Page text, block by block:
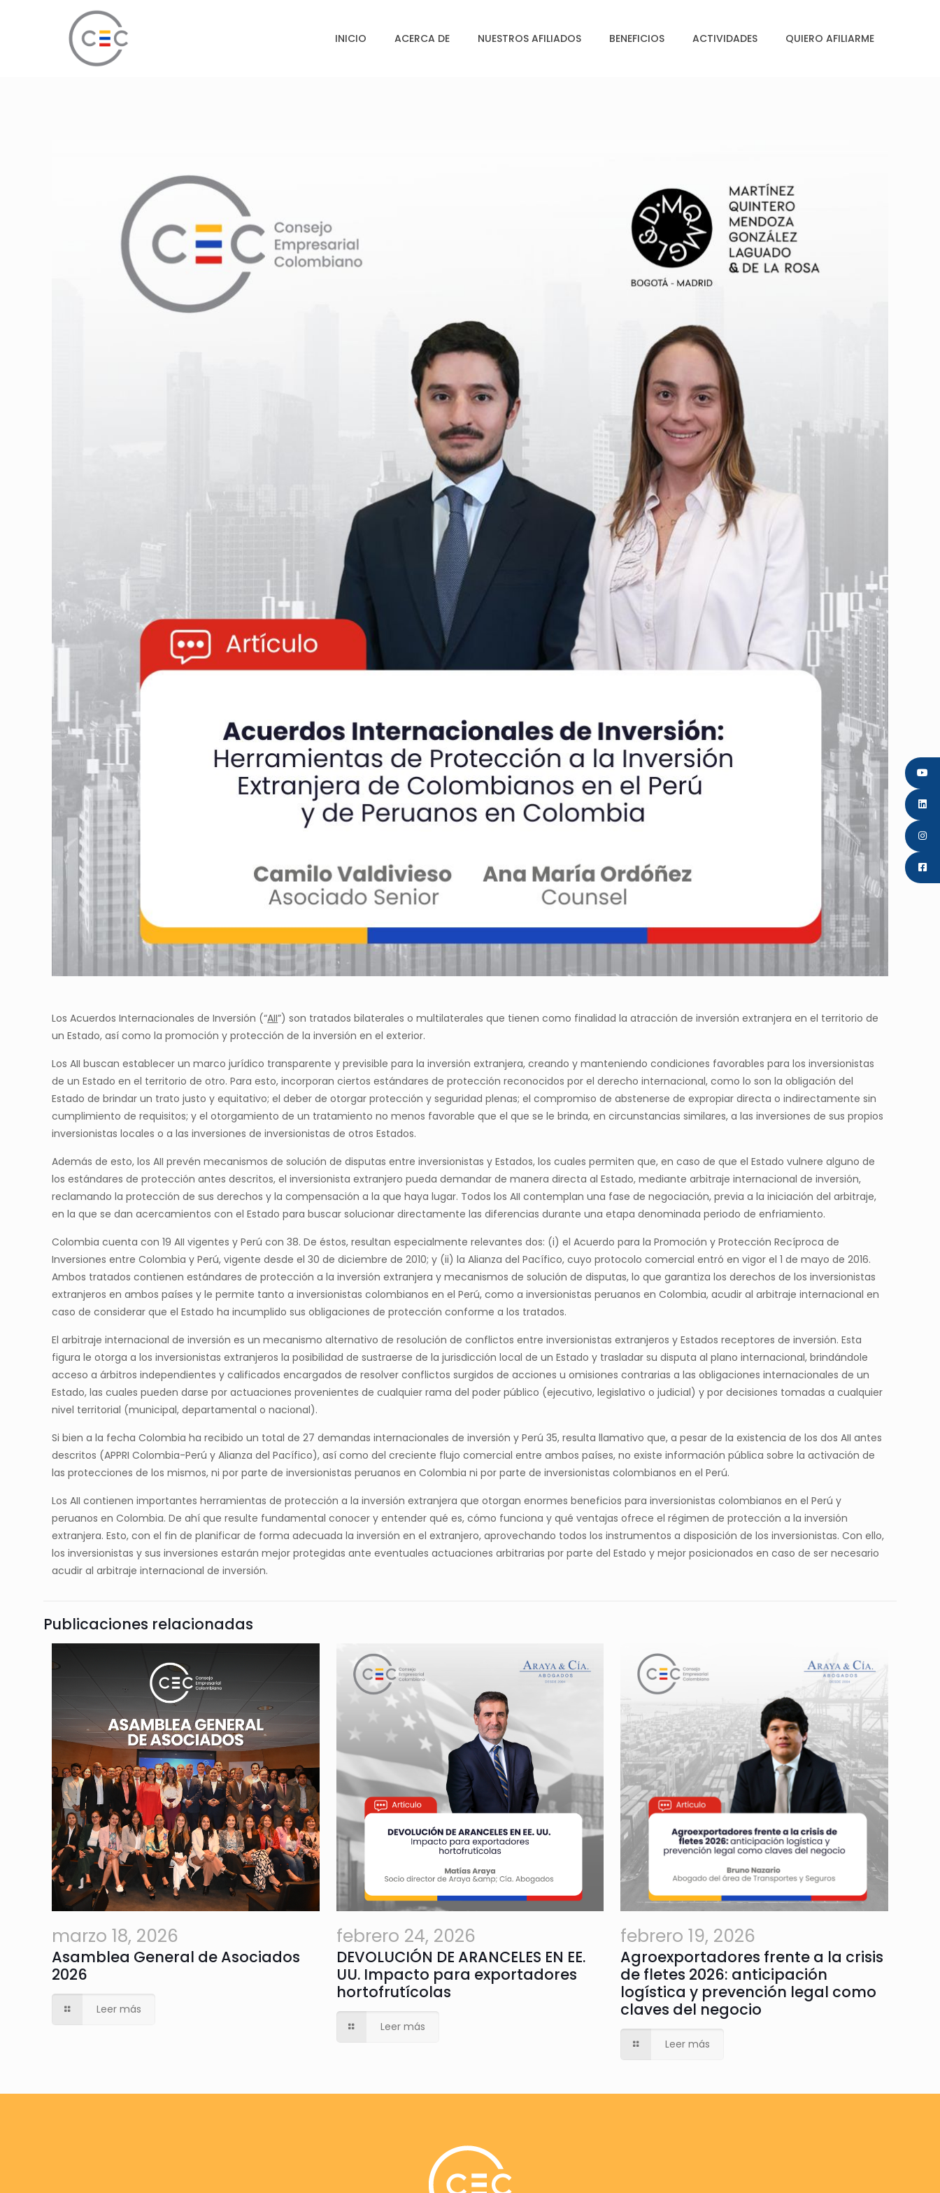
INICIO ACERCA DE NUESTROS AFILIADOS BENEFICIOS ACTIVIDADES QUIERO AFILIARME
Los Acuerdos Internacionales de Inversión (“AII”) son tratados bilaterales o multilaterales que tienen como finalidad la atracción de inversión extranjera en el territorio de
un Estado, así como la promoción y protección de la inversión en el exterior.
Los AII buscan establecer un marco jurídico transparente y previsible para la inversión extranjera, creando y manteniendo condiciones favorables para los inversionistas
de un Estado en el territorio de otro. Para esto, incorporan ciertos estándares de protección reconocidos por el derecho internacional, como lo son la obligación del
Estado de brindar un trato justo y equitativo; el deber de otorgar protección y seguridad plenas; el compromiso de abstenerse de expropiar directa o indirectamente sin
cumplimiento de requisitos; y el otorgamiento de un tratamiento no menos favorable que el que se le brinda, en circunstancias similares, a las inversiones de sus propios
inversionistas locales o a las inversiones de inversionistas de otros Estados.
Además de esto, los AII prevén mecanismos de solución de disputas entre inversionistas y Estados, los cuales permiten que, en caso de que el Estado vulnere alguno de
los estándares de protección antes descritos, el inversionista extranjero pueda demandar de manera directa al Estado, mediante arbitraje internacional de inversión,
reclamando la protección de sus derechos y la compensación a la que haya lugar. Todos los AII contemplan una fase de negociación, previa a la iniciación del arbitraje,
en la que se dan acercamientos con el Estado para buscar solucionar directamente las diferencias durante una etapa denominada periodo de enfriamiento.
Colombia cuenta con 19 AII vigentes y Perú con 38. De éstos, resultan especialmente relevantes dos: (i) el Acuerdo para la Promoción y Protección Recíproca de
Inversiones entre Colombia y Perú, vigente desde el 30 de diciembre de 2010; y (ii) la Alianza del Pacífico, cuyo protocolo comercial entró en vigor el 1 de mayo de 2016.
Ambos tratados contienen estándares de protección a la inversión extranjera y mecanismos de solución de disputas, lo que garantiza los derechos de los inversionistas
extranjeros en ambos países y le permite tanto a inversionistas colombianos en el Perú, como a inversionistas peruanos en Colombia, acudir al arbitraje internacional en
caso de considerar que el Estado ha incumplido sus obligaciones de protección conforme a los tratados.
El arbitraje internacional de inversión es un mecanismo alternativo de resolución de conflictos entre inversionistas extranjeros y Estados receptores de inversión. Esta
figura le otorga a los inversionistas extranjeros la posibilidad de sustraerse de la jurisdicción local de un Estado y trasladar su disputa al plano internacional, brindándole
acceso a árbitros independientes y calificados encargados de resolver conflictos surgidos de acciones u omisiones contrarias a las obligaciones internacionales de un
Estado, las cuales pueden darse por actuaciones provenientes de cualquier rama del poder público (ejecutivo, legislativo o judicial) y por decisiones tomadas a cualquier
nivel territorial (municipal, departamental o nacional).
Si bien a la fecha Colombia ha recibido un total de 27 demandas internacionales de inversión y Perú 35, resulta llamativo que, a pesar de la existencia de los dos AII antes
descritos (APPRI Colombia-Perú y Alianza del Pacífico), así como del creciente flujo comercial entre ambos países, no existe información pública sobre la activación de
las protecciones de los mismos, ni por parte de inversionistas peruanos en Colombia ni por parte de inversionistas colombianos en el Perú.
Los AII contienen importantes herramientas de protección a la inversión extranjera que otorgan enormes beneficios para inversionistas colombianos en el Perú y
peruanos en Colombia. De ahí que resulte fundamental conocer y entender qué es, cómo funciona y qué ventajas ofrece el régimen de protección a la inversión
extranjera. Esto, con el fin de planificar de forma adecuada la inversión en el extranjero, aprovechando todos los instrumentos a disposición de los inversionistas. Con ello,
los inversionistas y sus inversiones estarán mejor protegidas ante eventuales actuaciones arbitrarias por parte del Estado y mejor posicionados en caso de ser necesario
acudir al arbitraje internacional de inversión.
Publicaciones relacionadas
marzo 18, 2026
Asamblea General de Asociados
2026
Leer más
febrero 24, 2026
DEVOLUCIÓN DE ARANCELES EN EE.
UU. Impacto para exportadores
hortofrutícolas
Leer más
febrero 19, 2026
Agroexportadores frente a la crisis
de fletes 2026: anticipación
logística y prevención legal como
claves del negocio
Leer más